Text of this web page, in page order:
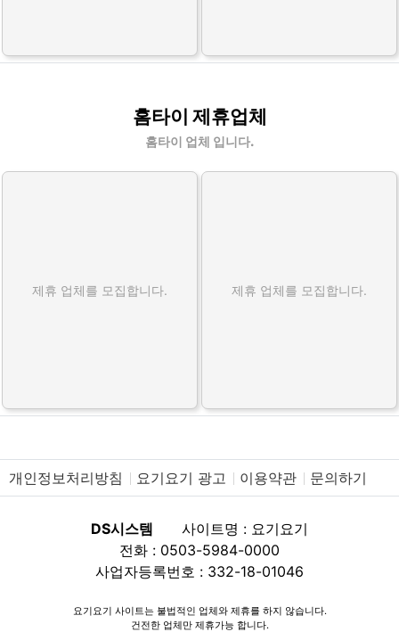
홈타이 제휴업체
홈타이 업체 입니다.
제휴 업체를 모집합니다. 제휴 업체를 모집합니다.
개인정보처리방침 요기요기 광고 이용약관 문의하기
DS시스템
사이트명 : 요기요기
전화 : 0503-5984-0000
사업자등록번호 : 332-18-01046
요기요기 사이트는 불법적인 업체와 제휴를 하지 않습니다.
건전한 업체만 제휴가능 합니다.